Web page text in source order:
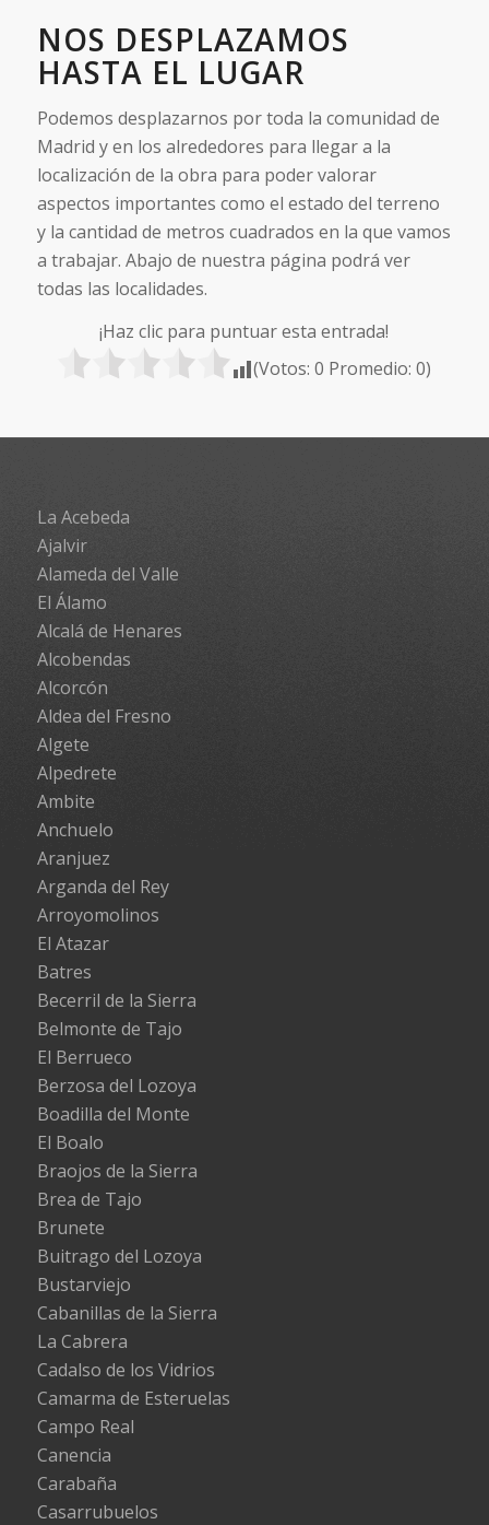
NOS DESPLAZAMOS
HASTA EL LUGAR
Podemos desplazarnos por toda la comunidad de
Madrid y en los alrededores para llegar a la
localización de la obra para poder valorar
aspectos importantes como el estado del terreno
y la cantidad de metros cuadrados en la que vamos
a trabajar. Abajo de nuestra página podrá ver
todas las localidades.
¡Haz clic para puntuar esta entrada!
(Votos:0 Promedio:0)
La Acebeda
Ajalvir
Alameda del Valle
El Álamo
Alcalá de Henares
Alcobendas
Alcorcón
Aldea del Fresno
Algete
Alpedrete
Ambite
Anchuelo
Aranjuez
Arganda del Rey
Arroyomolinos
El Atazar
Batres
Becerril de la Sierra
Belmonte de Tajo
El Berrueco
Berzosa del Lozoya
Boadilla del Monte
El Boalo
Braojos de la Sierra
Brea de Tajo
Brunete
Buitrago del Lozoya
Bustarviejo
Cabanillas de la Sierra
La Cabrera
Cadalso de los Vidrios
Camarma de Esteruelas
Campo Real
Canencia
Carabaña
Casarrubuelos